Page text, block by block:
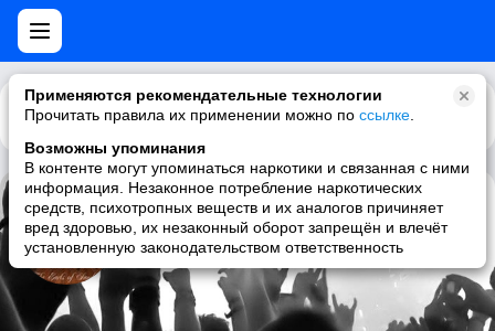
Применяются рекомендательные технологии
Прочитать правила их применении можно по ссылке
Возможны упоминания
В контенте могут упоминаться наркотики и связанная с ними
информация. Незаконное потребление наркотических
средств, психотропных веществ и их аналогов причиняет
вред здоровью, их незаконный оборот запрещён и влечёт
установленную законодательством ответственность
Каталог Рекомендации
Radioactive Sandwich
chillout, psydub, psychill, electronic